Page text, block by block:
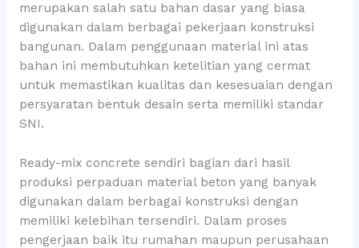
merupakan salah satu bahan dasar yang biasa
digunakan dalam berbagai pekerjaan konstruksi
bangunan. Dalam penggunaan material ini atas
bahan ini membutuhkan ketelitian yang cermat
untuk memastikan kualitas dan kesesuaian dengan
persyaratan bentuk desain serta memiliki standar
SNI.
Ready-mix concrete sendiri bagian dari hasil
produksi perpaduan material beton yang banyak
digunakan dalam berbagai konstruksi dengan
memiliki kelebihan tersendiri. Dalam proses
pengerjaan baik itu rumahan maupun perusahaan